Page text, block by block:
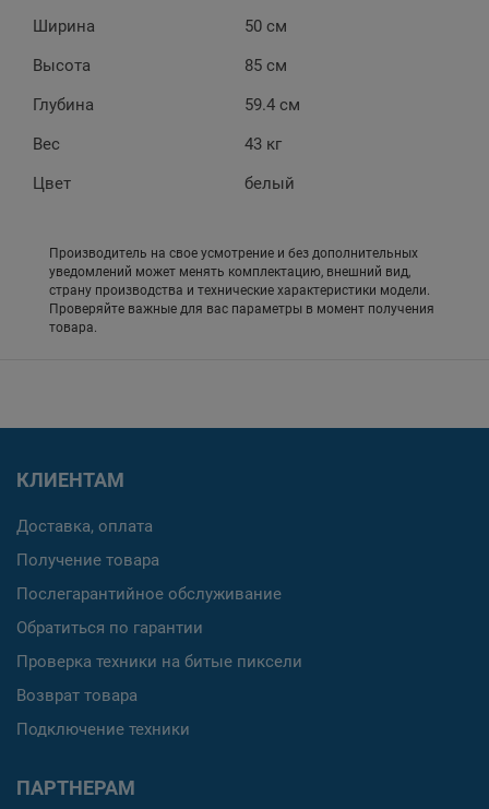
Ширина
50 см
Высота
85 см
Глубина
59.4 см
Вес
43 кг
Цвет
белый
Производитель на свое усмотрение и без дополнительных
уведомлений может менять комплектацию, внешний вид,
страну производства и технические характеристики модели.
Проверяйте важные для вас параметры в момент получения
товара.
КЛИЕНТАМ
Доставка, оплата
Получение товара
Послегарантийное обслуживание
Обратиться по гарантии
Проверка техники на битые пиксели
Возврат товара
Подключение техники
ПАРТНЕРАМ